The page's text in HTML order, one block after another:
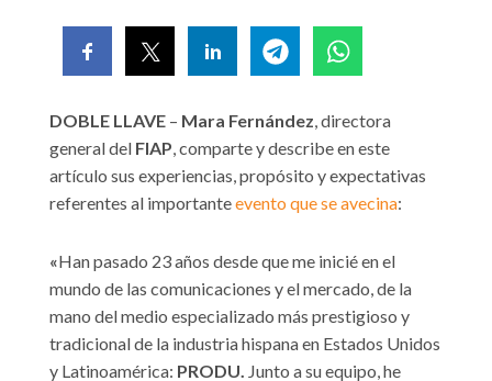
DOBLE LLAVE – Mara Fernández, directora
general del FIAP, comparte y describe en este
artículo sus experiencias, propósito y expectativas
referentes al importanteevento que se avecina:
«Han pasado 23 años desde que me inicié en el
mundo de las comunicaciones y el mercado, de la
mano del medio especializado más prestigioso y
tradicional de la industria hispana en Estados Unidos
y Latinoamérica: PRODU. Junto a su equipo, he